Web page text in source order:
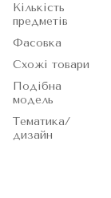
Кількість
предметів
Фасовка
Схожі товари
Подібна
модель
Тематика/
дизайн